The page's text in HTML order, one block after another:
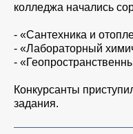
колледжа начались
- «Сантехника и
- «Лабораторный
-
Конкурсанты
задания.